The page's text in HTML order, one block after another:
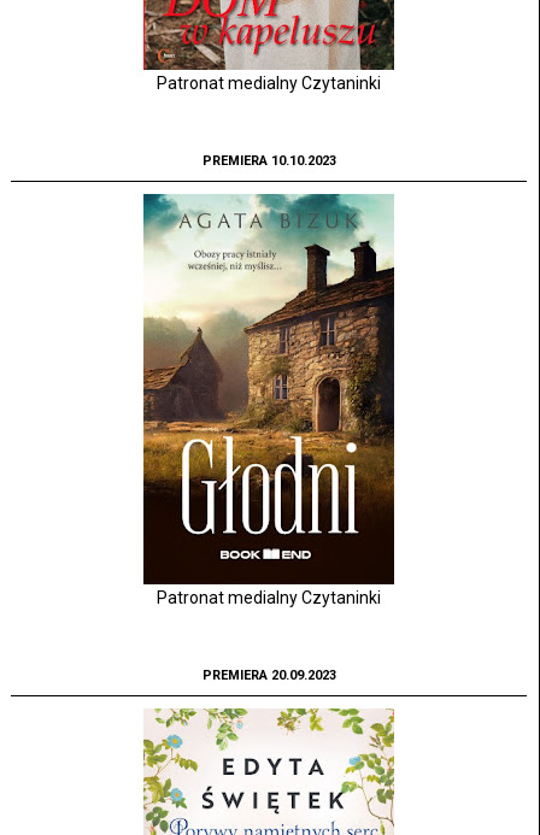
Patronat medialny Czytaninki
PREMIERA 10.10.2023
Patronat medialny Czytaninki
PREMIERA 20.09.2023